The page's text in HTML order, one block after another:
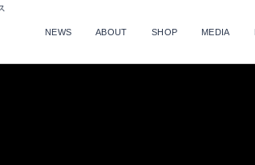
NEWS ABOUT SHOP MEDIA